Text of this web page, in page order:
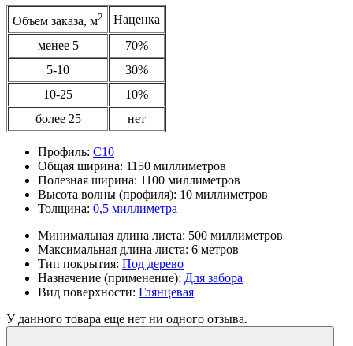
Объем заказа, м2
Наценка
менее 5
70%
5-10
30%
10-25
10%
более 25
нет
Профиль: С10
Общая ширина: 1150 миллиметров
Полезная ширина: 1100 миллиметров
Высота волны (профиля): 10 миллиметров
Толщина: 0,5 миллиметра
Минимальная длина листа: 500 миллиметров
Максимальная длина листа: 6 метров
Тип покрытия: Под дерево
Назначение (применение): Для забора
Вид поверхности: Глянцевая
У данного товара еще нет ни одного отзыва.